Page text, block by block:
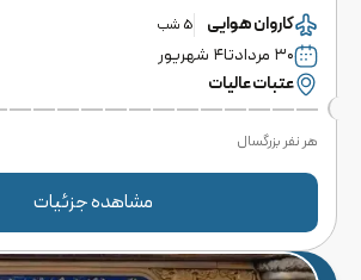
کاروانهوایی 5 شب
۳۰ مرداد تا۴ شهریور
عتبات عالیات
هر نفر بزرگسال
مشاهده جزئیات